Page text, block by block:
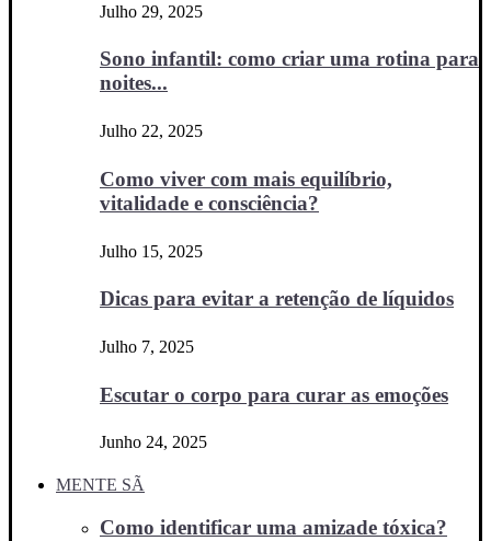
Julho 29, 2025
Sono infantil: como criar uma rotina para
noites...
Julho 22, 2025
Como viver com mais equilíbrio,
vitalidade e consciência?
Julho 15, 2025
Dicas para evitar a retenção de líquidos
Julho 7, 2025
Escutar o corpo para curar as emoções
Junho 24, 2025
MENTE SÃ
Como identificar uma amizade tóxica?